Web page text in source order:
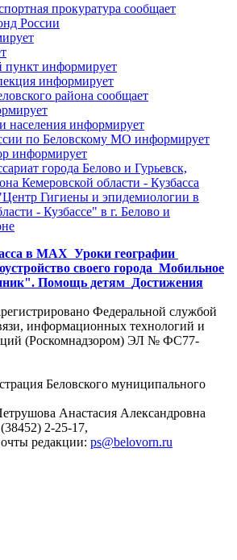
прокуратура сообщает
России
информирует
информирует
района сообщает
населения информирует
по Беловскому МО информирует
информирует
города Белово и Гурьевск,
Кемеровской области - Кузбасса
Гигиены и эпидемиологии в
- Кузбассе" в г. Белово и
в MAX Уроки географии
своего города Мобильное
Помощь детям Достижения
Федеральной службой
информационных технологий и
(Роскомнадзором) ЭЛ № ФС77-
Беловского муниципального
Анастасия Александровна
2-25-17,
редакции: ps@belovorn.ru